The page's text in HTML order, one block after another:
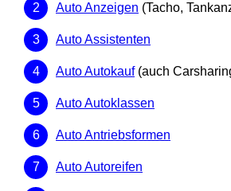
Auto Anzeigen (Tacho,
Auto Assistenten
Auto Autokauf(auch
Auto Autoklassen
Auto Antriebsformen
Auto Autoreifen